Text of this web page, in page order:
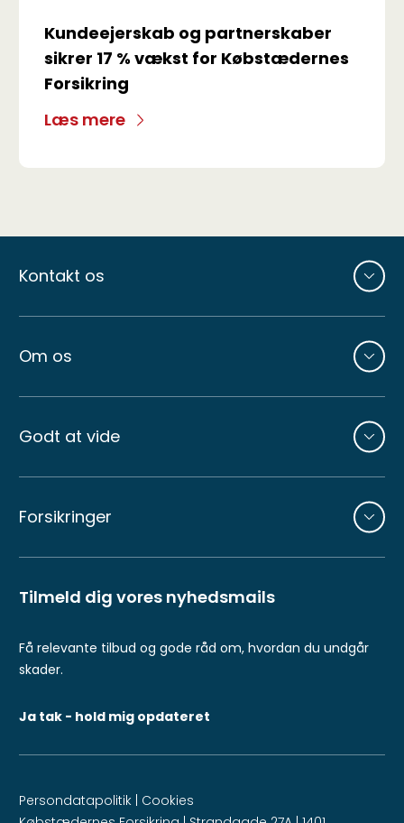
Kundeejerskab og partnerskaber
sikrer 17 % vækst for Købstædernes
Forsikring
Læs mere
sider
Kontakt os
Om os
Godt at vide
Forsikringer
Tilmeld dig vores nyhedsmails
Få relevante tilbud og gode råd om, hvordan du undgår
skader.
Ja tak - hold mig opdateret
Persondatapolitik Cookies